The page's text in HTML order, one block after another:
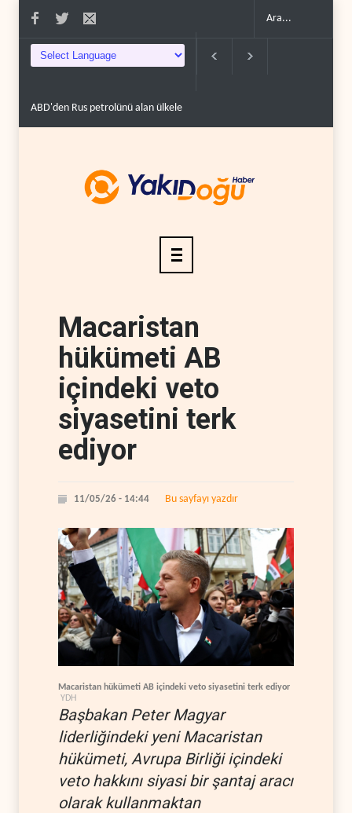
ABD'den Rus petrolünü alan ülkelere yüzde 100'e varan g�..
Macaristan
hükümeti AB
içindeki veto
siyasetini terk
ediyor
11/05/26 - 14:44 Bu sayfayı yazdır
Macaristan hükümeti AB içindeki veto siyasetini terk ediyor
YDH
Başbakan Peter Magyar
liderliğindeki yeni Macaristan
hükümeti, Avrupa Birliği içindeki
veto hakkını siyasi bir şantaj aracı
olarak kullanmaktan